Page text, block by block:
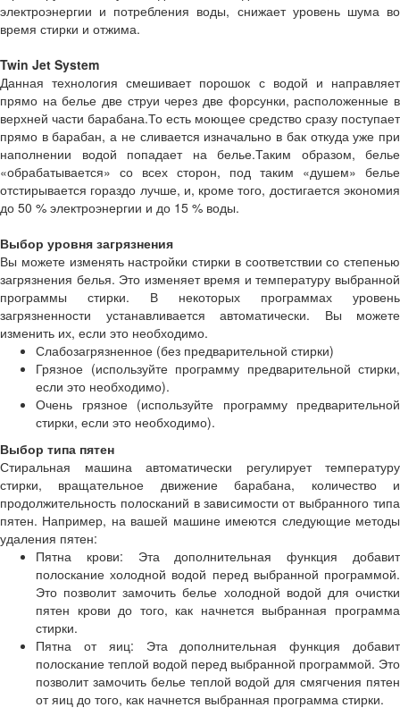
электроэнергии и потребления воды, снижает уровень шума во
время стирки и отжима.
Twin Jet System
Данная технология смешивает порошок с водой и направляет
прямо на белье две струи через две форсунки, расположенные в
верхней части барабана.То есть моющее средство сразу поступает
прямо в барабан, а не сливается изначально в бак откуда уже при
наполнении водой попадает на белье.Таким образом, белье
«обрабатывается» со всех сторон, под таким «душем» белье
отстирывается гораздо лучше, и, кроме того, достигается экономия
до 50 % электроэнергии и до 15 % воды.
Выбор уровня загрязнения
Вы можете изменять настройки стирки в соответствии со степенью
загрязнения белья. Это изменяет время и температуру выбранной
программы стирки. В некоторых программах уровень
загрязненности устанавливается автоматически. Вы можете
изменить их, если это необходимо.
Слабозагрязненное (без предварительной стирки)
Грязное (используйте программу предварительной стирки,
если это необходимо).
Очень грязное (используйте программу предварительной
стирки, если это необходимо).
Выбор типа пятен
Стиральная машина автоматически регулирует температуру
стирки, вращательное движение барабана, количество и
продолжительность полосканий в зависимости от выбранного типа
пятен. Например, на вашей машине имеются следующие методы
удаления пятен:
Пятна крови: Эта дополнительная функция добавит
полоскание холодной водой перед выбранной программой.
Это позволит замочить белье холодной водой для очистки
пятен крови до того, как начнется выбранная программа
стирки.
Пятна от яиц: Эта дополнительная функция добавит
полоскание теплой водой перед выбранной программой. Это
позволит замочить белье теплой водой для смягчения пятен
от яиц до того, как начнется выбранная программа стирки.